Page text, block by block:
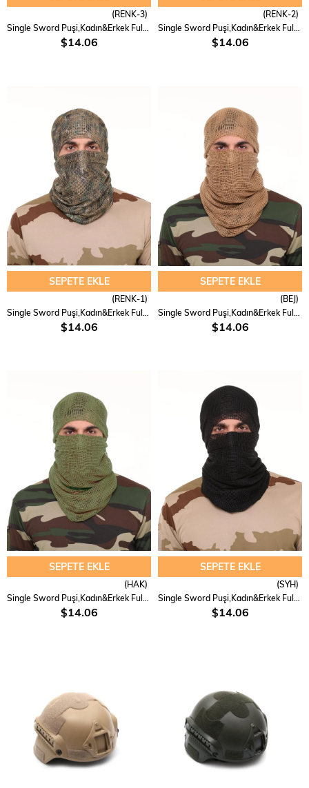
(RENK-3)
$14.06
(RENK-2)
$14.06
SEPETE EKLE
(RENK-1)
$14.06
SEPETE EKLE
(BEJ)
$14.06
SEPETE EKLE
(HAK)
$14.06
SEPETE EKLE
(SYH)
$14.06